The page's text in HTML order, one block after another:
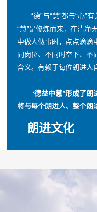
“德”与“慧”都与“心”
“慧”是修炼而来，在清净
中做人做事时，点点滴滴
同岗位、不同时空下、不
含义。有赖于每位朗进人
“德益中慧”形成了朗
将与每个朗进人、整个朗
朗进文化